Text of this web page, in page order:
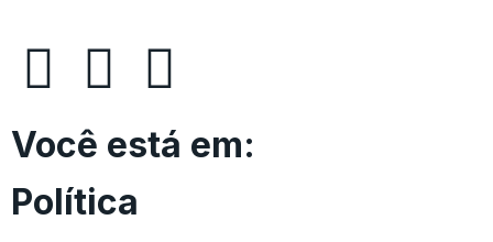
Você está em:
Política